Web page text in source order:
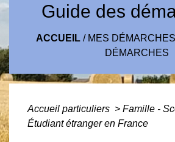
Guide des
ACCUEIL / MES DÉMARCHES
DÉMARCHES
Accueil particuliers > Famille -
Étudiant étranger en France